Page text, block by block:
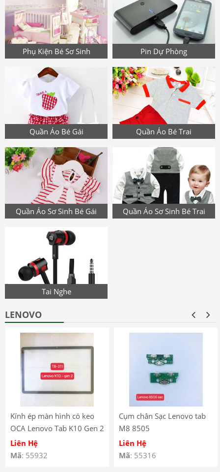
Phụ Kiện Bé Sơ Sinh Pin Dự Phòng
Quần Áo Bé Gái Quần Áo Bé Trai
Quần Áo Sơ Sinh Bé Gái Quần Áo Sơ Sinh Bé Trai
Tai Nghe
LENOVO
Kính ép màn hình có keo
OCA Lenovo Tab K10 Gen 2
(2025) – TB-311
Liên Hệ
Mã: 55932
Cụm chân Sạc Lenovo tab
M8 8505
Liên Hệ
Mã: 55316